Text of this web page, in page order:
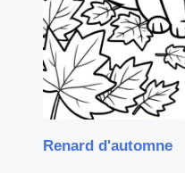
Renard d'automne